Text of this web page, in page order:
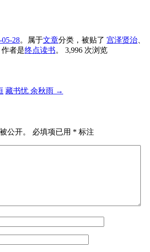
05-28。属于文章分类，被贴了 宫泽贤治
作者是终点读书。 3,996 次浏览
藏书忧 余秋雨 →
公开。 必填项已用 * 标注